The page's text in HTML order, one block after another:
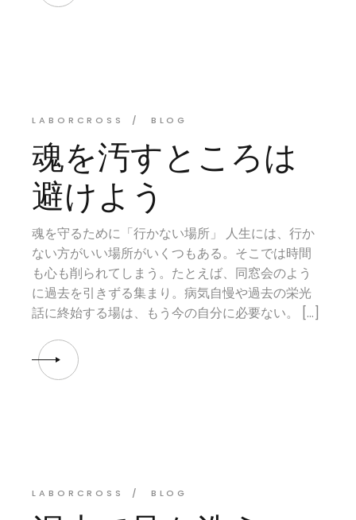
LABORCROSS BLOG
魂を汚すところは
避けよう
魂を守るために「行かない場所」 人生には、行か
ない方がいい場所がいくつもある。そこでは時間
も心も削られてしまう。たとえば、同窓会のよう
に過去を引きずる集まり。病気自慢や過去の栄光
話に終始する場は、もう今の自分に必要ない。 […]
LABORCROSS BLOG